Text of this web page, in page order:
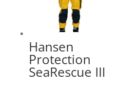
Hansen
Protection
SeaRescue III